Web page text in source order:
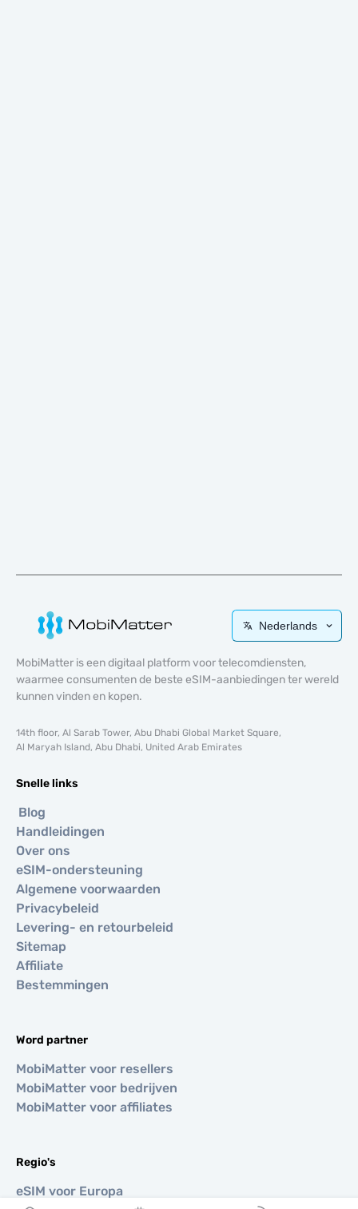
Nederlands
MobiMatter is een digitaal platform voor telecomdiensten,
waarmee consumenten de beste eSIM-aanbiedingen ter wereld
kunnen vinden en kopen.
14th floor, Al Sarab Tower, Abu Dhabi Global Market Square,
Al Maryah Island, Abu Dhabi, United Arab Emirates
Snelle links
Blog
Handleidingen
Over ons
eSIM-ondersteuning
Algemene voorwaarden
Privacybeleid
Levering- en retourbeleid
Sitemap
Affiliate
Bestemmingen
Word partner
MobiMatter voor resellers
MobiMatter voor bedrijven
MobiMatter voor affiliates
Regio's
eSIM voor Europa